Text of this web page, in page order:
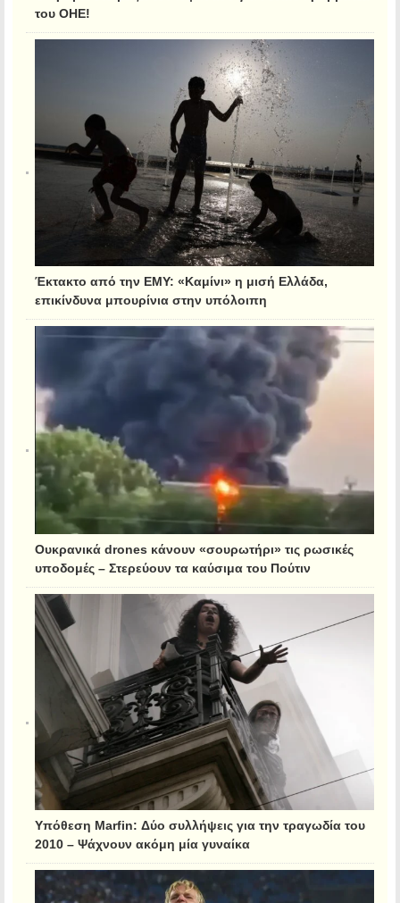
του ΟΗΕ!
Έκτακτο από την ΕΜΥ: «Καμίνι» η μισή Ελλάδα,
επικίνδυνα μπουρίνια στην υπόλοιπη
Ουκρανικά drones κάνουν «σουρωτήρι» τις ρωσικές
υποδομές – Στερεύουν τα καύσιμα του Πούτιν
Υπόθεση Marfin: Δύο συλλήψεις για την τραγωδία του
2010 – Ψάχνουν ακόμη μία γυναίκα